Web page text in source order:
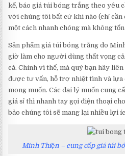
kế, báo giá túi bóng trắng theo yêu
với chúng tôi bất cứ khi nào (chỉ cần
một cách nhanh chóng mà không
Sản phẩm giá túi bóng trăng do
giờ làm cho người dùng thất vọng
cả. Chính vì thế, mà quý bạn hãy
được tư vấn, hỗ trợ nhiệt tình và lựa
mong muốn. Các đại lý muốn cung
giá sỉ thì nhanh tay gọi điện thoại
bảo chúng tôi sẽ mang lại nhiều lợi
Minh Thiện – cung cấp giá túi